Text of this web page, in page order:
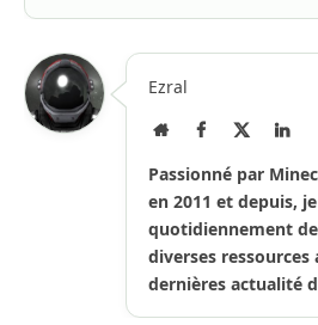
Ezral
Site
Facebook
Passionné par
en 2011 et depuis,
quotidiennement
diverses ressources
dernières actualité